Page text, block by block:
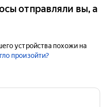
отправляли вы, а
устройства похожи на
произойти?